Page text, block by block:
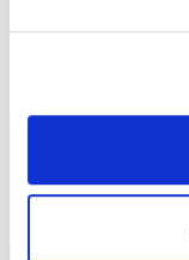
fatta in casa